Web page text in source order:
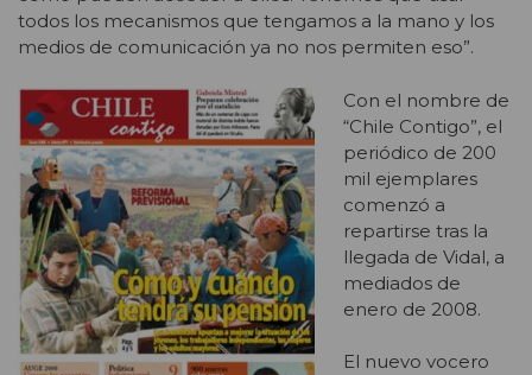
todos los mecanismos que tengamos a la mano y los
medios de comunicación ya no nos permiten eso”.
Con el nombre de
“Chile Contigo”, el
periódico de 200
mil ejemplares
comenzó a
repartirse tras la
llegada de Vidal, a
mediados de
enero de 2008.
El nuevo vocero